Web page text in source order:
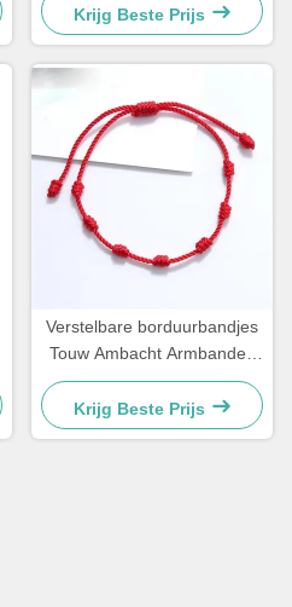
Stone Perlenarmband
Krijg Beste Prijs
Verstelbare borduurbandjes
Touw Ambacht Armbanden
Voor Koppel Cadeau 15 -
30cm
Krijg Beste Prijs